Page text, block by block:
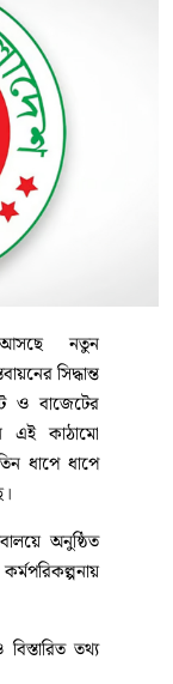
আসছে নতুন
সিদ্ধান্ত
ও বাজেটের
এই কাঠামো
ধাপে ধাপে
অনুষ্ঠিত
তথ্য